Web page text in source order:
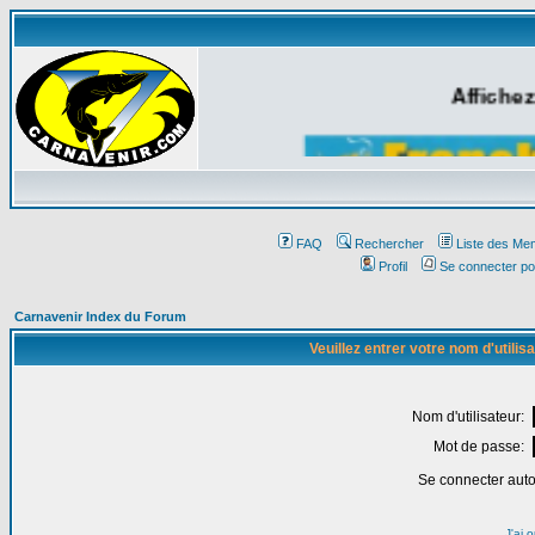
FAQ Rechercher
Liste des
Profil
Se connecter
Carnavenir Index du Forum
Veuillez entrer votre nom
Nom d'utilisateur:
Mot de passe:
Se connecter